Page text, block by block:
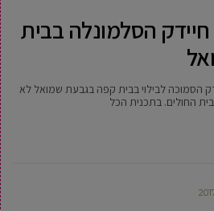
הסלמונלה בבית
הסמוכה לבילוי בבית קפה בגבעת שמואל לא
החולים. בתכנית הכל